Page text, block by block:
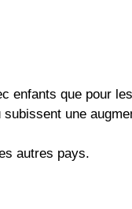
enfants que pour
une
autres pays.